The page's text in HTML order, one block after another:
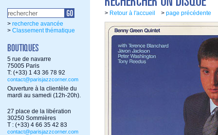
> recherche avancée
> Classement thématique
5 rue de navarre
75005 Paris
T: (+33) 1 43 36 78 92
contact@parisjazzcorner.com
Ouverture à la clientèle du
mardi au samedi (12h-20h).
27 place de la libération
30250 Sommières
T : (+33) 4 66 35 42 83
contact@parisjazzcorner.com
> Retour à l'accueil > page précédente